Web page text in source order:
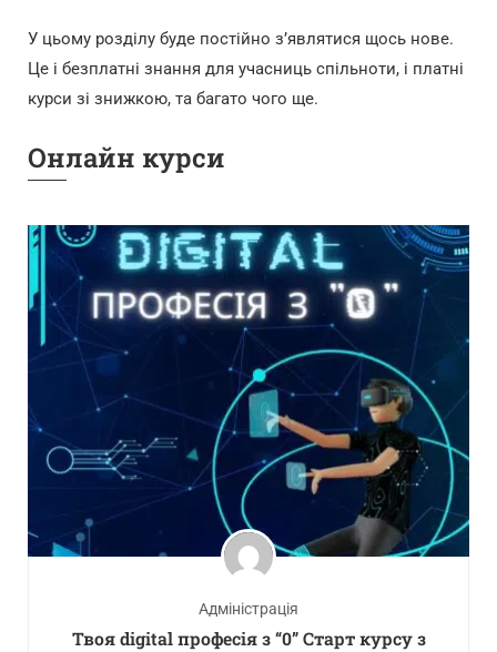
У цьому розділу буде постійно зʼявлятися щось нове.
Це і безплатні знання для учасниць спільноти, і платні
курси зі знижкою, та багато чого ще.
Онлайн курси
Адміністрація
Твоя digital професія з “0” Старт курсу з